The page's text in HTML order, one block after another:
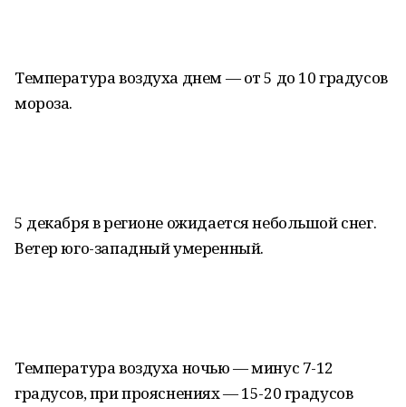
Температура воздуха днем — от 5 до 10 градусов
мороза.
5 декабря в регионе ожидается небольшой снег.
Ветер юго-западный умеренный.
Температура воздуха ночью — минус 7-12
градусов, при прояснениях — 15-20 градусов